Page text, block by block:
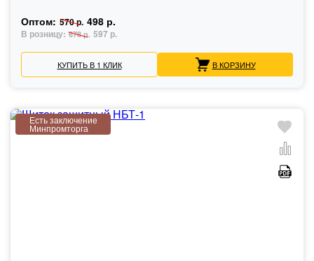
Оптом: 570 р. 498 р.
В розницу: 678 р. 597 р.
КУПИТЬ В 1 КЛИК В КОРЗИНУ
Есть заключение
Минпромторга